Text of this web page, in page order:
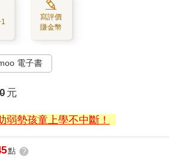
寫評價
賺金幣
電子書
元
弱勢孩童上學不中斷！
點 ?